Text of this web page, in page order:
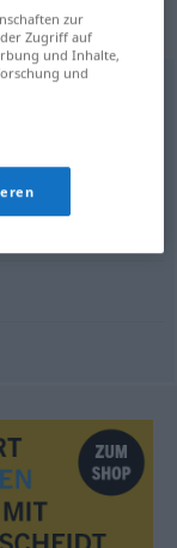
zur
Zugriff auf
und Inhalte,
und